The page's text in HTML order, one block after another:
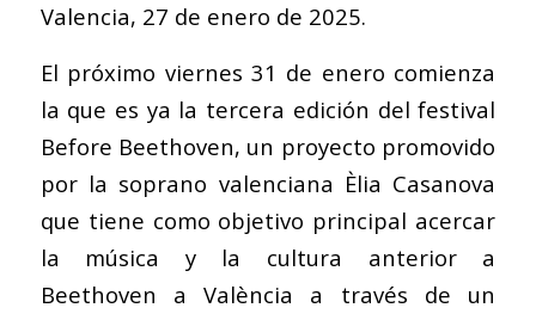
Valencia, 27 de enero de 2025.
El próximo viernes 31 de enero comienza
la que es ya la tercera edición del festival
Before Beethoven, un proyecto promovido
por la soprano valenciana Èlia Casanova
que tiene como objetivo principal acercar
la música y la cultura anterior a
Beethoven a València a través de un